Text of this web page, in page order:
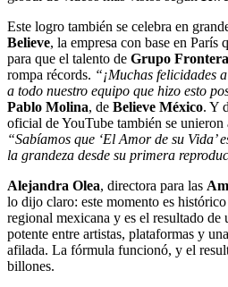
Este logro también se celebra en
Believe, la empresa con base en París
para que el talento de Grupo Frontera
rompa récords. “¡Muchas felicidades
a todo nuestro equipo que hizo esto
Pablo Molina, de Believe México. Y
oficial de YouTube también se unieron
“Sabíamos que ‘El Amor de su Vida’
la grandeza desde su primera
Alejandra Olea, directora para las
lo dijo claro: este momento es
regional mexicana y es el resultado de
potente entre artistas, plataformas y
afilada. La fórmula funcionó, y el
billones.